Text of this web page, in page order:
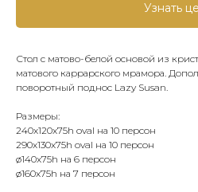
Узнать
Стол с матово-белой основой из
матового каррарского мрамора.
поворотный поднос Lazy Susan.
Размеры:
240x120x75h oval на 10 персон
290x130x75h oval на 10 персон
ø140x75h на 6 персон
ø160x75h на 7 персон